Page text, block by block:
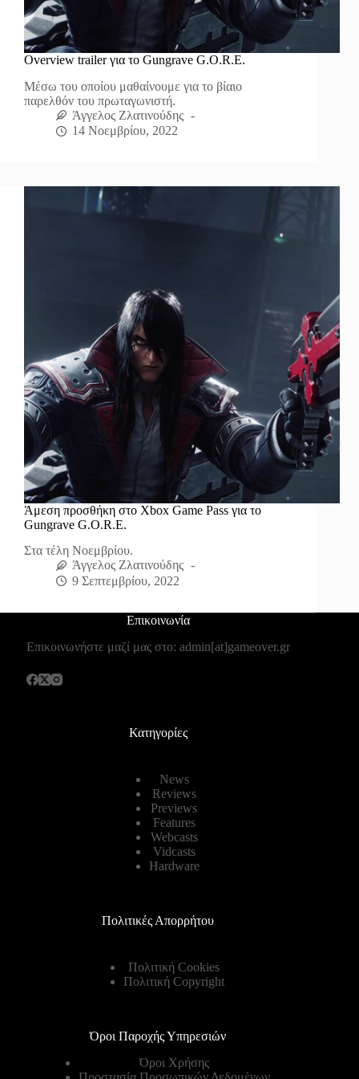
Overview trailer για το Gungrave G.O.R.E.
Μέσω του οποίου μαθαίνουμε για το βίαιο
παρελθόν του πρωταγωνιστή.
Άγγελος Ζλατινούδης
14 Νοεμβρίου, 2022
Άμεση προσθήκη στο Xbox Game Pass για το
Gungrave G.O.R.E.
Στα τέλη Νοεμβρίου.
Άγγελος Ζλατινούδης
9 Σεπτεμβρίου, 2022
Επικοινωνία
Επικοινωνήστε μαζί μας στο: admin[at]gameover.gr
Κατηγορίες
News
Reviews
Previews
Features
Webcasts
Vidcasts
Hardware
Πολιτικές Απορρήτου
Πολιτική Cookies
Πολιτική Copyright
Όροι Παροχής Υπηρεσιών
Όροι Χρήσης